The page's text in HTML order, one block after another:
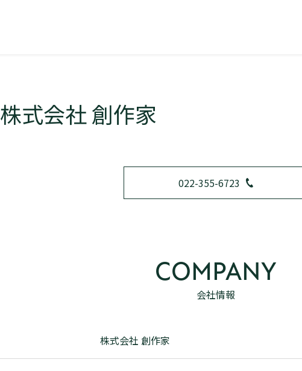
株式会社 創作家
022-355-6723
COMPANY
会社情報
株式会社 創作家